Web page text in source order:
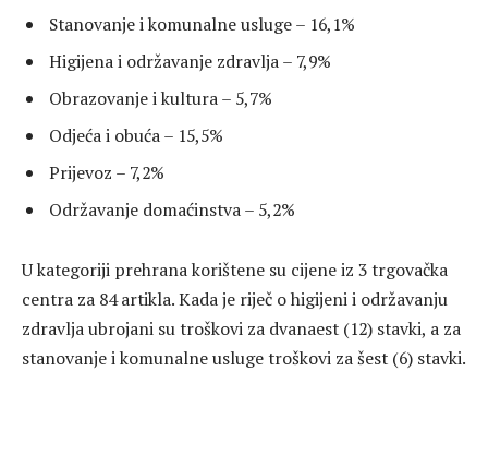
Stanovanje i komunalne usluge – 16,1%
Higijena i održavanje zdravlja – 7,9%
Obrazovanje i kultura – 5,7%
Odjeća i obuća – 15,5%
Prijevoz – 7,2%
Održavanje domaćinstva – 5,2%
U kategoriji prehrana korištene su cijene iz 3 trgovačka
centra za 84 artikla. Kada je riječ o higijeni i održavanju
zdravlja ubrojani su troškovi za dvanaest (12) stavki, a za
stanovanje i komunalne usluge troškovi za šest (6) stavki.